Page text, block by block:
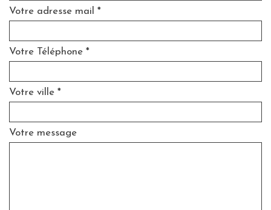
Votre adresse mail *
Votre Téléphone *
Votre ville *
Votre message